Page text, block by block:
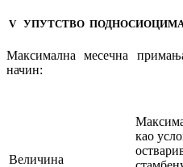
V УПУТСТВО ПОДНОСИОЦИМА
Mаксимална месечна
начин:
Величина
као